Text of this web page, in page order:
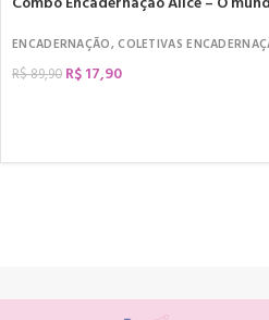
ENCADERNAÇÃO,COLETIVAS
R$89,90 R$17,90